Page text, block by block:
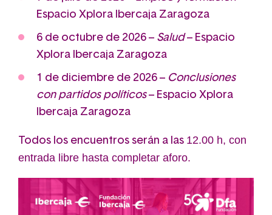
Espacio Xplora Ibercaja Zaragoza
6 de octubre de 2026 – Salud– Espacio
Xplora Ibercaja Zaragoza
1 de diciembre de 2026 – Conclusiones
con partidos políticos– Espacio Xplora
Ibercaja Zaragoza
Todos los encuentros serán a las 12.00 h, con
entrada libre hasta completar aforo.